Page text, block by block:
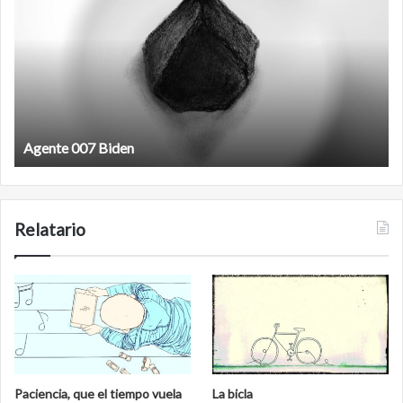
Film antineoliberal
Relatario
Paciencia, que el tiempo vuela La bicla